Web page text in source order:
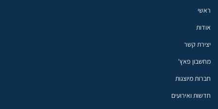
ראשי
אודות
יצירת קשר
מחשבון פאץ'
חברות מיוצגות
חדשות ואירועים